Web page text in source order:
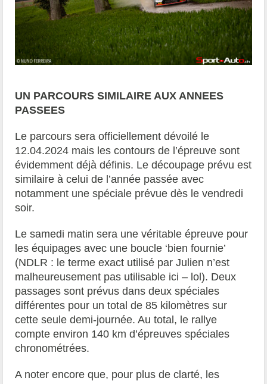
UN PARCOURS SIMILAIRE AUX ANNEES
PASSEES
Le parcours sera officiellement dévoilé le
12.04.2024 mais les contours de l’épreuve sont
évidemment déjà définis. Le découpage prévu est
similaire à celui de l’année passée avec
notamment une spéciale prévue dès le vendredi
soir.
Le samedi matin sera une véritable épreuve pour
les équipages avec une boucle ‘bien fournie’
(NDLR : le terme exact utilisé par Julien n’est
malheureusement pas utilisable ici – lol). Deux
passages sont prévus dans deux spéciales
différentes pour un total de 85 kilomètres sur
cette seule demi-journée. Au total, le rallye
compte environ 140 km d’épreuves spéciales
chronométrées.
A noter encore que, pour plus de clarté, les